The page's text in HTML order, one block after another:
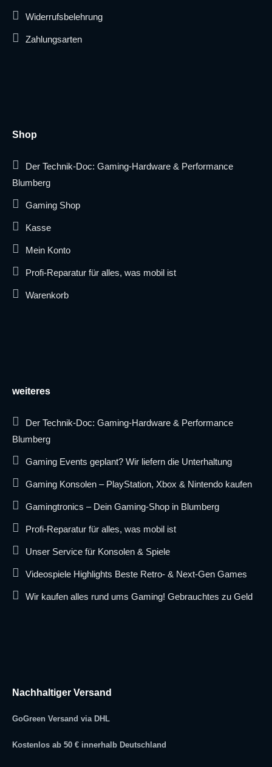
Widerrufsbelehrung
Zahlungsarten
Shop
Der Technik-Doc: Gaming-Hardware & Performance
Blumberg
Gaming Shop
Kasse
Mein Konto
Profi-Reparatur für alles, was mobil ist
Warenkorb
weiteres
Der Technik-Doc: Gaming-Hardware & Performance
Blumberg
Gaming Events geplant? Wir liefern die Unterhaltung
Gaming Konsolen – PlayStation, Xbox & Nintendo kaufen
Gamingtronics – Dein Gaming-Shop in Blumberg
Profi-Reparatur für alles, was mobil ist
Unser Service für Konsolen & Spiele
Videospiele Highlights Beste Retro- & Next-Gen Games
Wir kaufen alles rund ums Gaming! Gebrauchtes zu Geld
Nachhaltiger Versand
GoGreen Versand via DHL
Kostenlos ab 50 € innerhalb Deutschland